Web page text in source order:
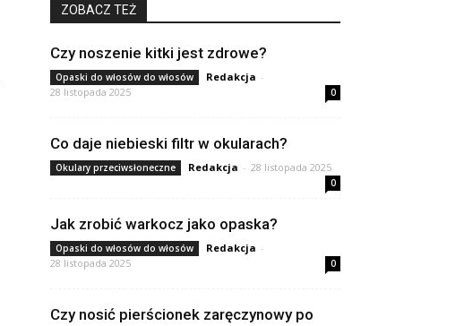
ZOBACZ TEŻ
Czy noszenie kitki jest zdrowe?
Opaski do włosów do włosów Redakcja -
28 listopada 2025
0
Co daje niebieski filtr w okularach?
Okulary przeciwsłoneczne Redakcja - 28 listopada 2025
0
Jak zrobić warkocz jako opaska?
Opaski do włosów do włosów Redakcja -
28 listopada 2025
0
Czy nosić pierścionek zaręczynowy po